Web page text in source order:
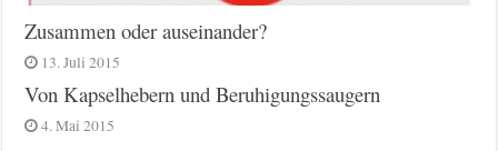
Zusammen oder auseinander?
13. Juli 2015
Von Kapselhebern und Beruhigungssaugern
4. Mai 2015